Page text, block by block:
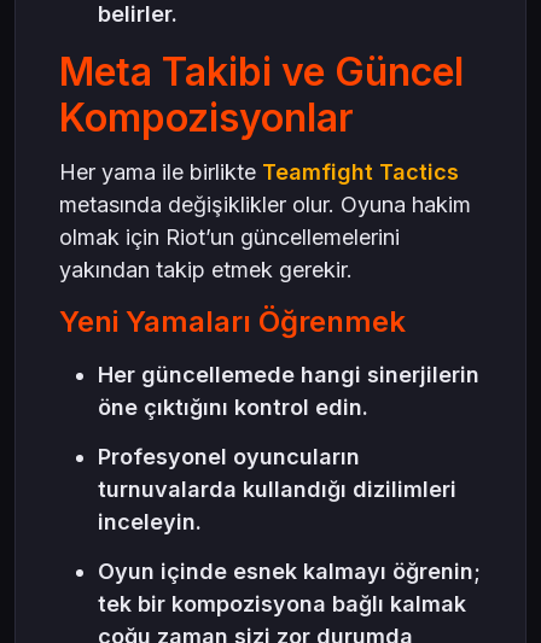
belirler.
Meta Takibi ve Güncel
Kompozisyonlar
Her yama ile birlikte Teamfight Tactics
metasında değişiklikler olur. Oyuna hakim
olmak için Riot’un güncellemelerini
yakından takip etmek gerekir.
Yeni Yamaları Öğrenmek
Her güncellemede hangi sinerjilerin
öne çıktığını kontrol edin.
Profesyonel oyuncuların
turnuvalarda kullandığı dizilimleri
inceleyin.
Oyun içinde esnek kalmayı öğrenin;
tek bir kompozisyona bağlı kalmak
çoğu zaman sizi zor durumda